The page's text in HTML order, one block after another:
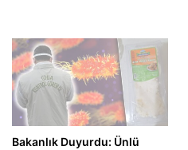
Bakanlık Duyurdu: Ünlü